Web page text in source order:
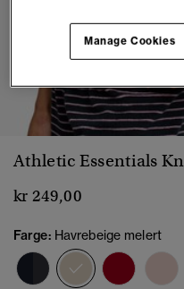
1 2 3
Athletic Essentials
kr 249,00
Farge: Havrebeige melert
valgt
Manage Cookies